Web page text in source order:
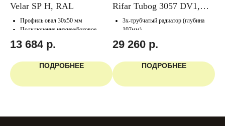
Velar SP H, RAL
Профиль овал 30х50 мм
Подключение нижнее/боковое
13 684 р.
ПОДРОБНЕЕ
Rifar Tubog 3057 DV1,
белый
3х-трубчатый радиатор (глубина
107мм)
термовставка)
29 260 р.
ПОДРОБНЕЕ